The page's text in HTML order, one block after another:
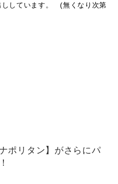
ししています。 (無くなり次第
ポリタン】がさらにパ